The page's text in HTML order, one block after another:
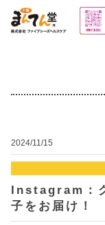
2024/11/15
Instagram：
子をお届け！